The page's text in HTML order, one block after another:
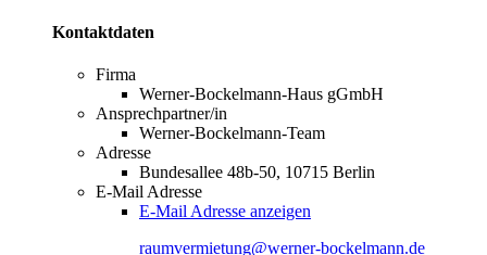
Kontaktdaten
Firma
Werner-Bockelmann-Haus gGmbH
Ansprechpartner/in
Werner-Bockelmann-Team
Adresse
Bundesallee 48b-50, 10715 Berlin
E-Mail Adresse
E-Mail Adresse anzeigen
raumvermietung@werner-bockelmann.de